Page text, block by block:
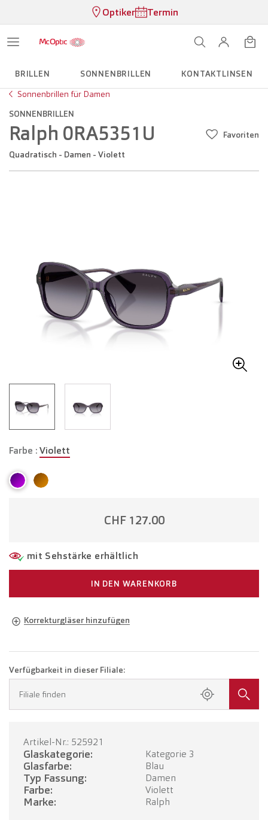
Optiker Termin
BRILLEN SONNENBRILLEN
KONTAKTLINSEN
Sonnenbrillen für Damen
SONNENBRILLEN
Ralph 0RA5351U
Quadratisch - Damen - Violett
Favoriten
Farbe :Violett
CHF 127.00
mit Sehstärke erhältlich
IN DEN WARENKORB
Korrekturgläser hinzufügen
Brille mit Einstärkengläsern
TERMIN BUCHEN
Verfügbarkeit in dieser Filiale:
Filiale finden
Artikel-Nr.: 525921
Glaskategorie: Kategorie 3
Glasfarbe: Blau
Typ Fassung: Damen
Farbe: Violett
Marke: Ralph